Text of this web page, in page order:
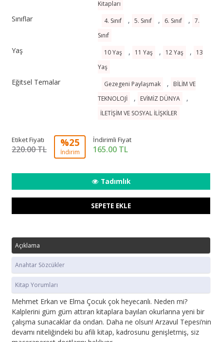
Kitapları
Sınıflar 4. Sınıf , 5. Sınıf , 6. Sınıf , 7.
Sınıf
Yaş 10 Yaş , 11 Yaş , 12 Yaş ,
13
Yaş
Eğitsel Temalar Gezegeni Paylaşmak ,
BİLİM VE
TEKNOLOJİ
, EVİMİZ DÜNYA ,
İLETİŞİM VE SOSYAL İLİŞKİLER
Etiket Fiyatı
220.00 TL
%25
İndirim
İndirimli Fiyat
165.00 TL
Tadımlık
SEPETE EKLE
Açıklama
Anahtar Sözcükler
Kitap Yorumları
Mehmet Erkan ve Elma Çocuk çok heyecanlı. Neden mi?
Kalplerini güm güm attıran kitaplara bayılan okurlarına yeni bir
çalışma sunacaklar da ondan. Daha ne olsun! Arzavul Tepesi’nin
devamı niteliğindeki bu afili kitap, kadrosunu genişletmiş, siz